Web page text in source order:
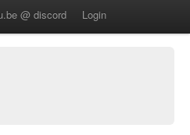
@ discord Login